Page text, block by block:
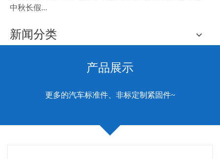
中秋长假...
新闻分类
产品展示
更多的汽车标准件、非标定制紧固件~